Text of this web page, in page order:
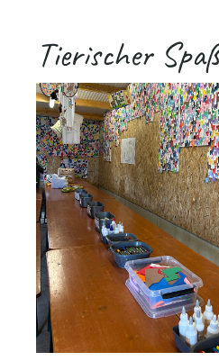
Tierischer Spaß